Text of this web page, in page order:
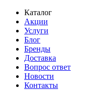
Каталог
Акции
Услуги
Блог
Бренды
Доставка
Вопрос ответ
Новости
Контакты